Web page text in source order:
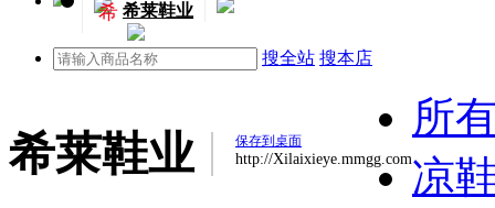
希 希莱鞋业
搜全站 搜本店
希莱鞋业 保存到桌面
http://Xilaixieye.mmgg.com
所
凉